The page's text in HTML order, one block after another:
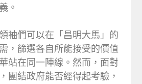
。
袖們可以在「昌明大馬」的
，篩選各自所能接受的價值
站在同一陣線。然而，面對
團結政府能否經得起考驗，